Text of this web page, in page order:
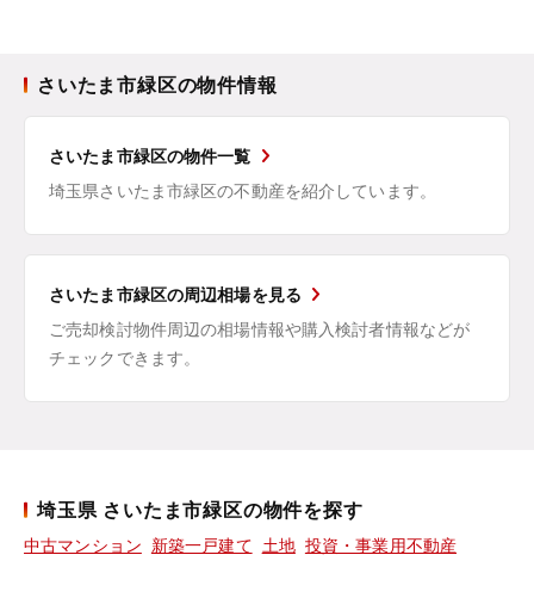
さいたま市緑区の物件情報
さいたま市緑区の物件一覧
埼玉県さいたま市緑区の不動産を紹介しています。
さいたま市緑区の周辺相場を見る
ご売却検討物件周辺の相場情報や購入検討者情報などが
チェックできます。
埼玉県 さいたま市緑区の物件を探す
中古マンション 新築一戸建て 土地 投資・事業用不動産